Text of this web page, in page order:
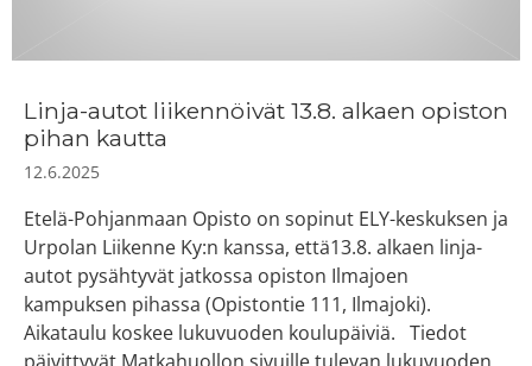
Linja-autot liikennöivät 13.8. alkaen opiston
pihan kautta
12.6.2025
Etelä-Pohjanmaan Opisto on sopinut ELY-keskuksen ja
Urpolan Liikenne Ky:n kanssa, että13.8. alkaen linja-
autot pysähtyvät jatkossa opiston Ilmajoen
kampuksen pihassa (Opistontie 111, Ilmajoki).
Aikataulu koskee lukuvuoden koulupäiviä. Tiedot